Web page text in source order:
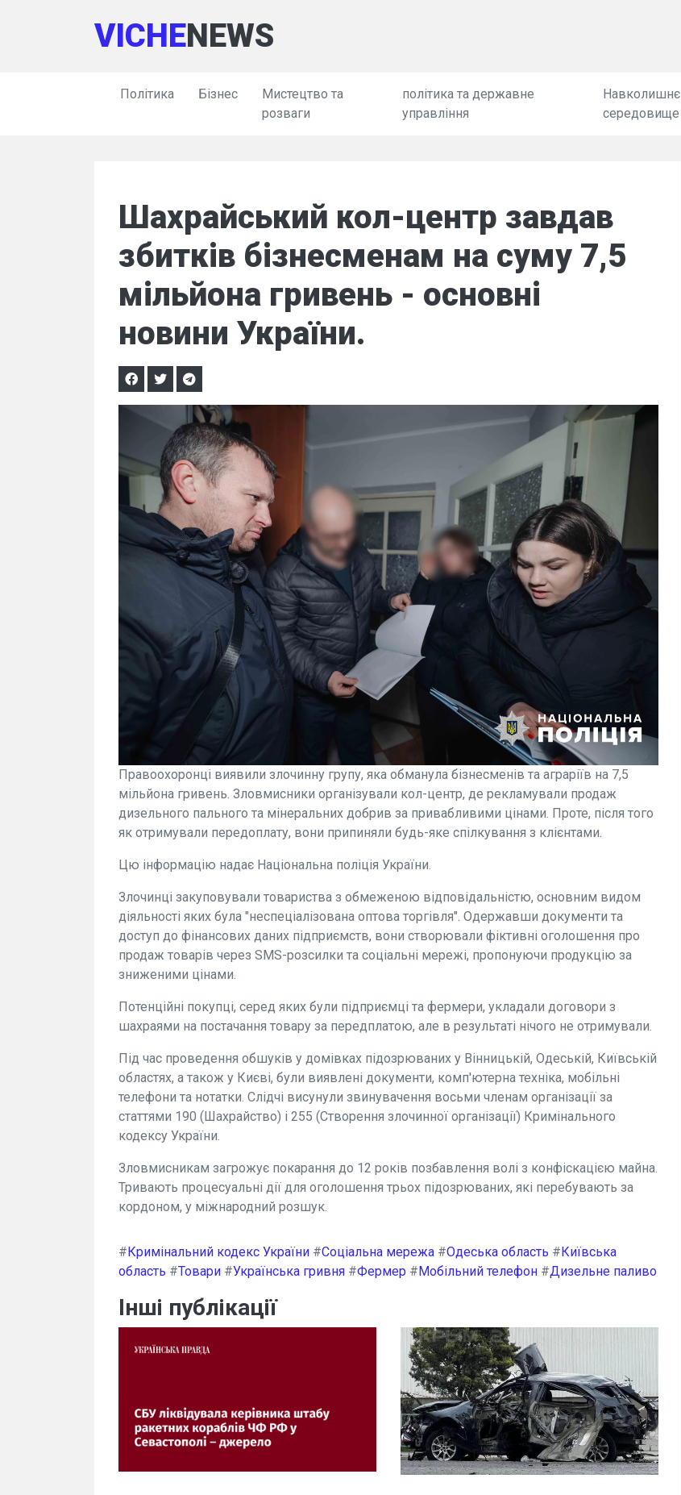
VICHENEWS
Політика Бізнес
Мистецтво та
розваги
політика та державне
управління
Навколишнє
середовище
Шахрайський кол-центр завдав
збитків бізнесменам на суму 7,5
мільйона гривень - основні
новини України.
Правоохоронці виявили злочинну групу, яка обманула бізнесменів та аграріїв на 7,5
мільйона гривень. Зловмисники організували кол-центр, де рекламували продаж
дизельного пального та мінеральних добрив за привабливими цінами. Проте, після того
як отримували передоплату, вони припиняли будь-яке спілкування з клієнтами.
Цю інформацію надає Національна поліція України.
Злочинці закуповували товариства з обмеженою відповідальністю, основним видом
діяльності яких була "неспеціалізована оптова торгівля". Одержавши документи та
доступ до фінансових даних підприємств, вони створювали фіктивні оголошення про
продаж товарів через SMS-розсилки та соціальні мережі, пропонуючи продукцію за
зниженими цінами.
Потенційні покупці, серед яких були підприємці та фермери, укладали договори з
шахраями на постачання товару за передплатою, але в результаті нічого не отримували.
Під час проведення обшуків у домівках підозрюваних у Вінницькій, Одеській, Київській
областях, а також у Києві, були виявлені документи, комп'ютерна техніка, мобільні
телефони та нотатки. Слідчі висунули звинувачення восьми членам організації за
статтями 190 (Шахрайство) і 255 (Створення злочинної організації) Кримінального
кодексу України.
Зловмисникам загрожує покарання до 12 років позбавлення волі з конфіскацією майна.
Тривають процесуальні дії для оголошення трьох підозрюваних, які перебувають за
кордоном, у міжнародний розшук.
#Кримінальний кодекс України #Соціальна мережа #Одеська область #Київська
область #Товари #Українська гривня #Фермер #Мобільний телефон #Дизельне паливо
Інші публікації